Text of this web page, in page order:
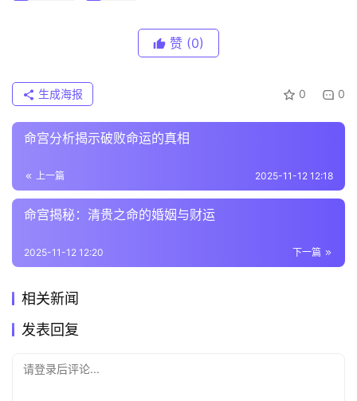
赞 (0)
0 0
生成海报
命宫分析揭示破败命运的真相
上一篇 2025-11-12 12:18
命宫揭秘：清贵之命的婚姻与财运
下一篇
2025-11-12 12:20
相关新闻
发表回复
请登录后评论...